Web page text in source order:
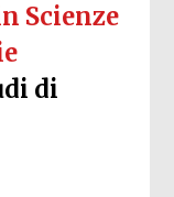
Scienze
di